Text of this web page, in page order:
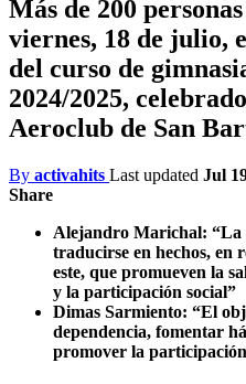
Más de 200
viernes, 18 de julio,
del curso de
2024/2025,
Aeroclub de San
By activahits Last updated Jul
Share
Alejandro Marichal: “La
traducirse en hechos, en
este, que promueven la
y la participación social”
Dimas Sarmiento: “El
dependencia, fomentar
promover la